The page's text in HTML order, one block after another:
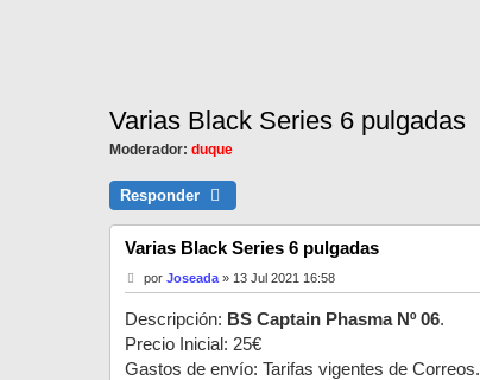
Varias Black Series 6 pulgadas
Moderador: duque
Responder
Varias Black Series 6 pulgadas
M
e
s
a
j
e
por Joseada» 13 Jul 2021 16:58
Descripción: BS Captain Phasma Nº 06.
Precio Inicial: 25€
Gastos de envío: Tarifas vigentes de Correos.